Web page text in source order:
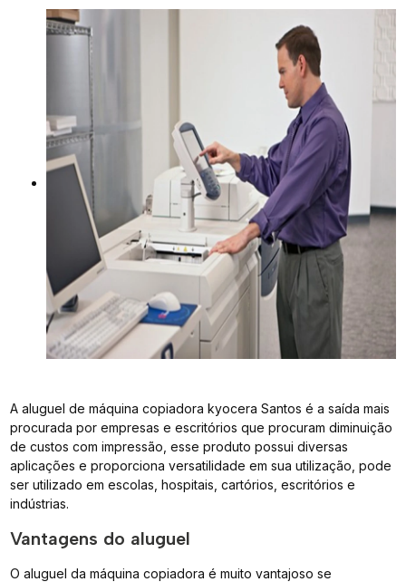
A aluguel de máquina copiadora kyocera Santos é a saída mais
procurada por empresas e escritórios que procuram diminuição
de custos com impressão, esse produto possui diversas
aplicações e proporciona versatilidade em sua utilização, pode
ser utilizado em escolas, hospitais, cartórios, escritórios e
indústrias.
Vantagens do aluguel
O aluguel da máquina copiadora é muito vantajoso se